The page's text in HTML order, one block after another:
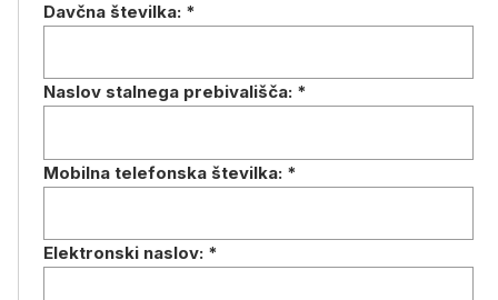
Davčna številka: *
Naslov stalnega prebivališča: *
Mobilna telefonska številka: *
Elektronski naslov: *